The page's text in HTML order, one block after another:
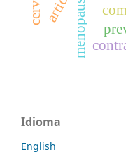
menopause
Idioma
English